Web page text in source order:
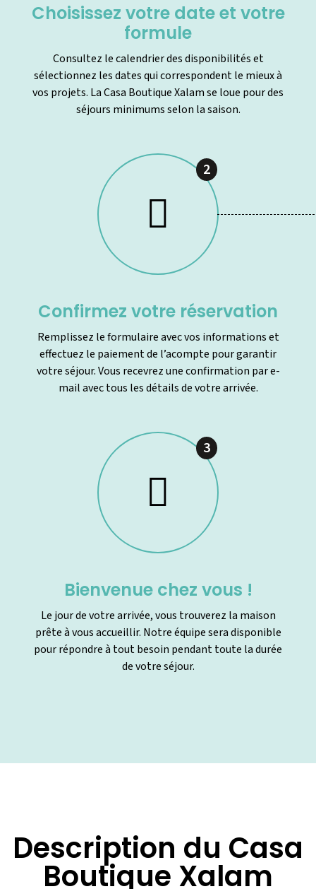
Choisissez votre date et votre
formule
Consultez le calendrier des disponibilités et
sélectionnez les dates qui correspondent le mieux à
vos projets. La Casa Boutique Xalam se loue pour des
séjours minimums selon la saison.
2
Confirmez votre réservation
Remplissez le formulaire avec vos informations et
effectuez le paiement de l’acompte pour garantir
votre séjour. Vous recevrez une confirmation par e-
mail avec tous les détails de votre arrivée.
3
Bienvenue chez vous !
Le jour de votre arrivée, vous trouverez la maison
prête à vous accueillir. Notre équipe sera disponible
pour répondre à tout besoin pendant toute la durée
de votre séjour.
Description du Casa
Boutique Xalam